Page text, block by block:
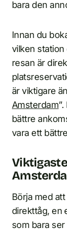
bara den
Innan du
vilken station
resan är
är viktigare
Amsterdam
bättre
vara ett
Börja med
direkttåg, en
som bara